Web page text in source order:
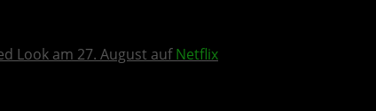
Look am 27. August aufNetflix